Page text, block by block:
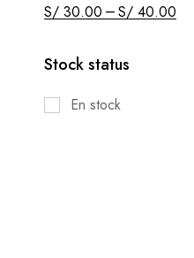
S/ 30.00 –S/ 40.00
Stock status
En stock